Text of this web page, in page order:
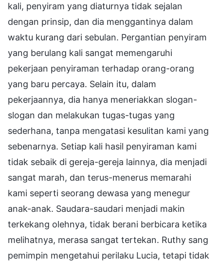
kali, penyiram yang diaturnya tidak sejalan
dengan prinsip, dan dia menggantinya dalam
waktu kurang dari sebulan. Pergantian penyiram
yang berulang kali sangat memengaruhi
pekerjaan penyiraman terhadap orang-orang
yang baru percaya. Selain itu, dalam
pekerjaannya, dia hanya meneriakkan slogan-
slogan dan melakukan tugas-tugas yang
sederhana, tanpa mengatasi kesulitan kami yang
sebenarnya. Setiap kali hasil penyiraman kami
tidak sebaik di gereja-gereja lainnya, dia menjadi
sangat marah, dan terus-menerus memarahi
kami seperti seorang dewasa yang menegur
anak-anak. Saudara-saudari menjadi makin
terkekang olehnya, tidak berani berbicara ketika
melihatnya, merasa sangat tertekan. Ruthy sang
pemimpin mengetahui perilaku Lucia, tetapi tidak